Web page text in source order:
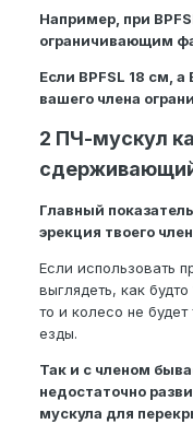
Например, при
ограничивающим
Если BPFSL 18 см, а
вашего члена
2 ПЧ-мускул
Главный
эрекция твоего
Если использовать
выглядеть, как
то и колесо не
езды.
Так и с членом
недостаточно
мускула для